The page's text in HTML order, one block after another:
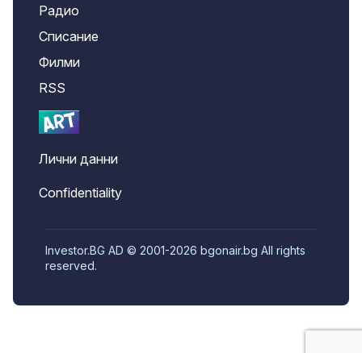
Радио
Списание
Филми
RSS
Лични данни
Confidentiality
Investor.BG AD © 2001-2026 bgonair.bg All rights
reserved.